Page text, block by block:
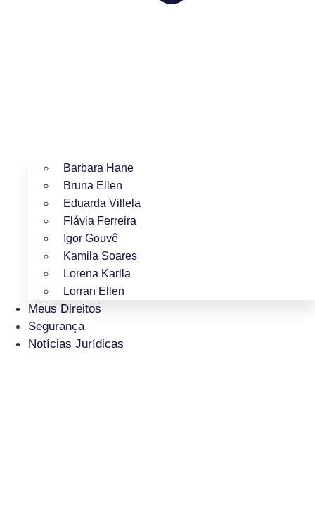
Barbara Hane
Bruna Ellen
Eduarda Villela
Flávia Ferreira
Igor Gouvê
Kamila Soares
Lorena Karlla
Lorran Ellen
Meus Direitos
Segurança
Notícias Jurídicas